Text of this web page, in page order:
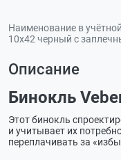
Наименование в
10x42 черный с
Описание
Бинокль
Этот бинокль
и учитывает их
переплачивать за